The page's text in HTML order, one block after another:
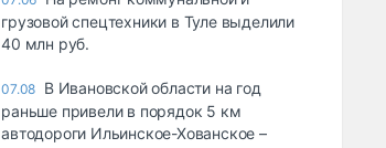
грузовой спецтехники в Туле выделили
40 млн руб.
07.08 В Ивановской области на год
раньше привели в порядок 5 км
автодороги Ильинское-Хованское –